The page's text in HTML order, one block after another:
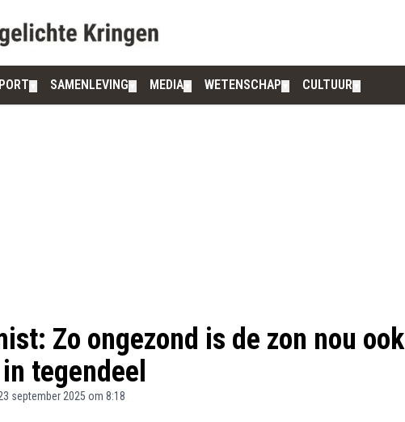
SAMENLEVING MEDIA WETENSCHAP CULTUUR
Zo ongezond is de zon nou ook
tegendeel
september 2025 om 8:18